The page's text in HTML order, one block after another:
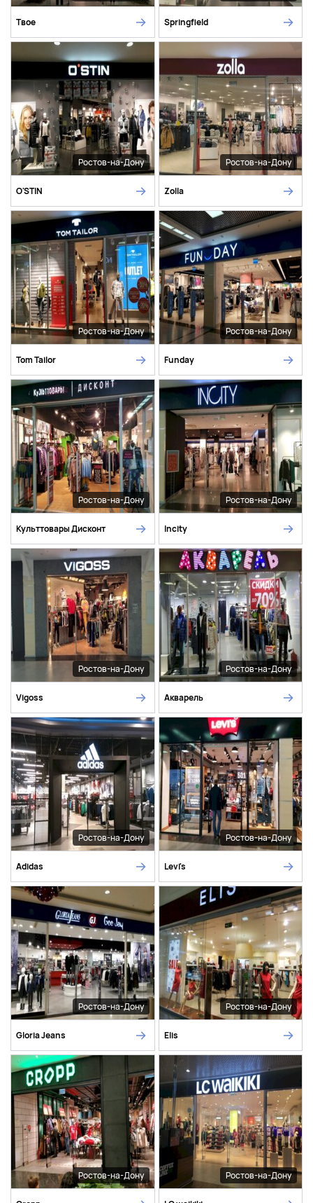
Твое Springfield
Ростов-на-Дону
O'STIN
Ростов-на-Дону
Zolla
Ростов-на-Дону
Tom Tailor
Ростов-на-Дону
Funday
Ростов-на-Дону
Культтовары Дисконт
Ростов-на-Дону
Incity
Ростов-на-Дону
Vigoss
Ростов-на-Дону
Акварель
Ростов-на-Дону
Adidas
Ростов-на-Дону
Levi's
Ростов-на-Дону
Gloria Jeans
Ростов-на-Дону
Elis
Ростов-на-Дону Ростов-на-Дону